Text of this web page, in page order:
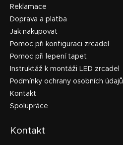
Reklamace
Doprava a platba
Jak nakupovat
Pomoc při konfiguraci zrcadel
Pomoc při lepení tapet
Instruktáž k montáži LED zrcadel
Podmínky ochrany osobních údajů
Kontakt
Spolupráce
Kontakt